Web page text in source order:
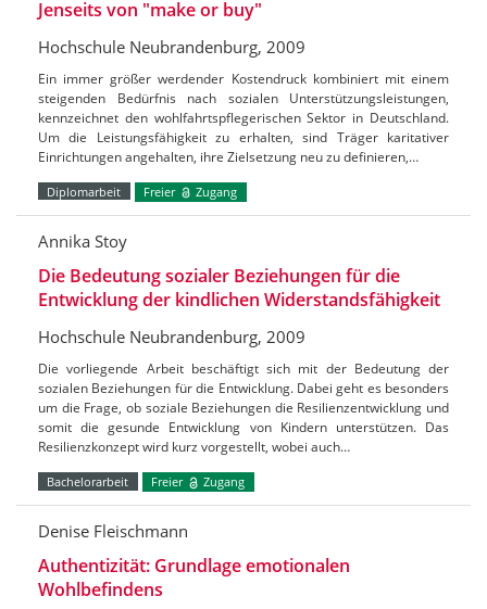
Jenseits von "make or buy"
Hochschule Neubrandenburg, 2009
Ein immer größer werdender Kostendruck kombiniert mit einem
steigenden Bedürfnis nach sozialen Unterstützungsleistungen,
kennzeichnet den wohlfahrtspflegerischen Sektor in Deutschland.
Um die Leistungsfähigkeit zu erhalten, sind Träger karitativer
Einrichtungen angehalten, ihre Zielsetzung neu zu definieren,…
Diplomarbeit Freier Zugang
Annika Stoy
Die Bedeutung sozialer Beziehungen für die
Entwicklung der kindlichen Widerstandsfähigkeit
Hochschule Neubrandenburg, 2009
Die vorliegende Arbeit beschäftigt sich mit der Bedeutung der
sozialen Beziehungen für die Entwicklung. Dabei geht es besonders
um die Frage, ob soziale Beziehungen die Resilienzentwicklung und
somit die gesunde Entwicklung von Kindern unterstützen. Das
Resilienzkonzept wird kurz vorgestellt, wobei auch…
Bachelorarbeit Freier Zugang
Denise Fleischmann
Authentizität: Grundlage emotionalen
Wohlbefindens